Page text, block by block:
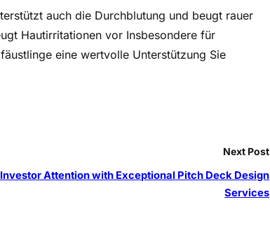
auch die Durchblutung und beugt rauer
Hautirritationen vor Insbesondere für
eine wertvolle Unterstützung Sie
Next Post
Attention with Exceptional Pitch Deck Design
Services